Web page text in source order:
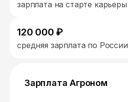
зарплата на старте карьеры
120 000 ₽
средняя зарплата по России
Зарплата Агроном